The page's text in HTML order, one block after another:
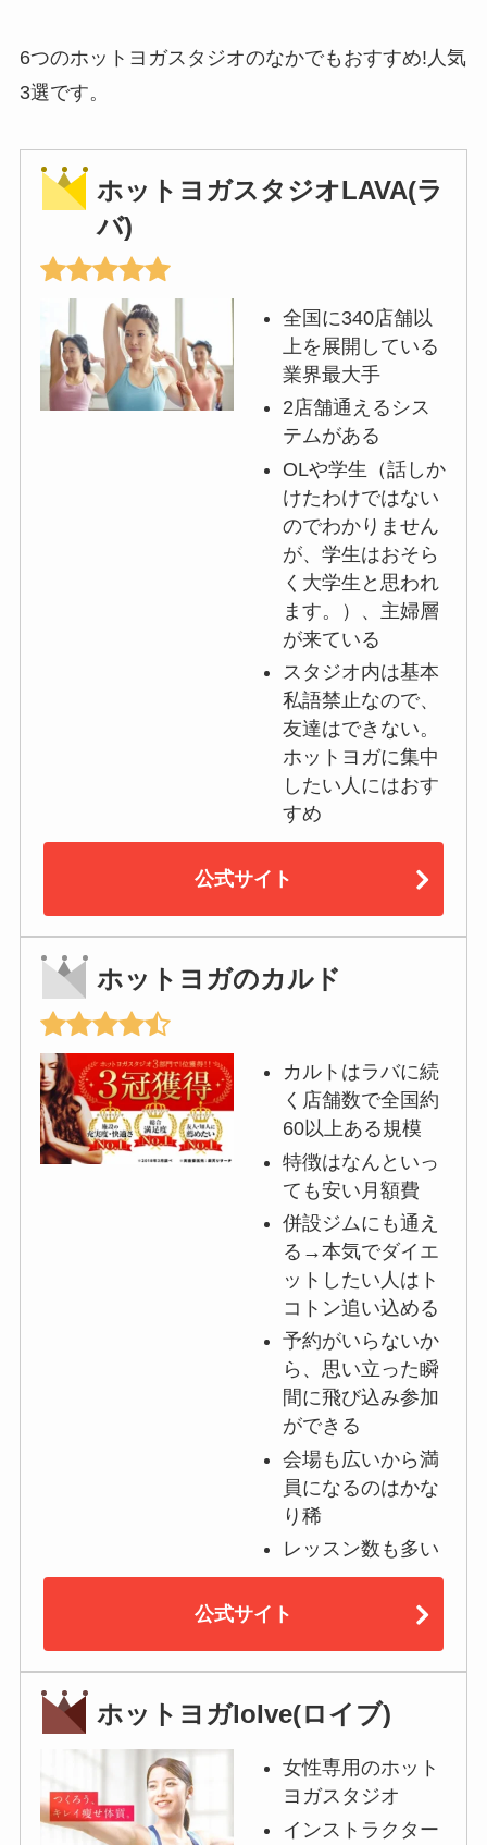
6つのホットヨガスタジオのなかでもおすすめ!人気
3選です。
ホットヨガスタジオLAVA(ラ
バ)
全国に340店舗以
上を展開している
業界最大手
2店舗通えるシス
テムがある
OLや学生（話しか
けたわけではない
のでわかりません
が、学生はおそら
く大学生と思われ
ます。）、主婦層
が来ている
スタジオ内は基本
私語禁止なので、
友達はできない。
ホットヨガに集中
したい人にはおす
すめ
公式サイト
ホットヨガのカルド
カルトはラバに続
く店舗数で全国約
60以上ある規模
特徴はなんといっ
ても安い月額費
併設ジムにも通え
る→本気でダイエ
ットしたい人はト
コトン追い込める
予約がいらないか
ら、思い立った瞬
間に飛び込み参加
ができる
会場も広いから満
員になるのはかな
り稀
レッスン数も多い
公式サイト
ホットヨガloIve(ロイブ)
女性専用のホット
ヨガスタジオ
インストラクター